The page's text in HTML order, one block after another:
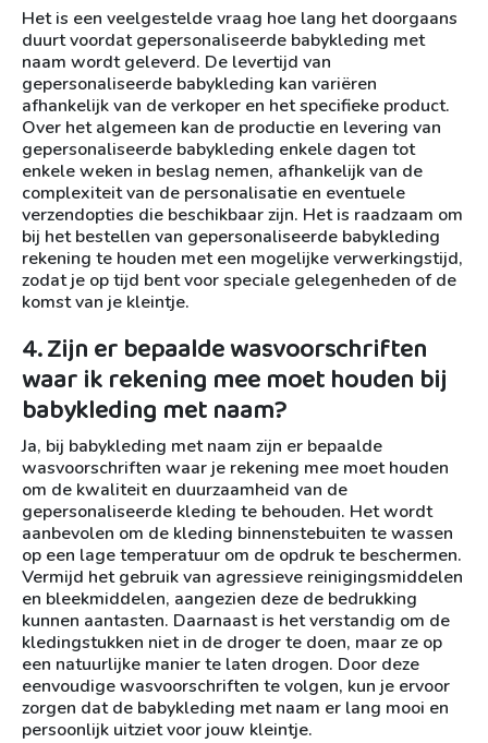
Het is een veelgestelde vraag hoe lang het doorgaans
duurt voordat gepersonaliseerde babykleding met
naam wordt geleverd. De levertijd van
gepersonaliseerde babykleding kan variëren
afhankelijk van de verkoper en het specifieke product.
Over het algemeen kan de productie en levering van
gepersonaliseerde babykleding enkele dagen tot
enkele weken in beslag nemen, afhankelijk van de
complexiteit van de personalisatie en eventuele
verzendopties die beschikbaar zijn. Het is raadzaam om
bij het bestellen van gepersonaliseerde babykleding
rekening te houden met een mogelijke verwerkingstijd,
zodat je op tijd bent voor speciale gelegenheden of de
komst van je kleintje.
4. Zijn er bepaalde wasvoorschriften
waar ik rekening mee moet houden bij
babykleding met naam?
Ja, bij babykleding met naam zijn er bepaalde
wasvoorschriften waar je rekening mee moet houden
om de kwaliteit en duurzaamheid van de
gepersonaliseerde kleding te behouden. Het wordt
aanbevolen om de kleding binnenstebuiten te wassen
op een lage temperatuur om de opdruk te beschermen.
Vermijd het gebruik van agressieve reinigingsmiddelen
en bleekmiddelen, aangezien deze de bedrukking
kunnen aantasten. Daarnaast is het verstandig om de
kledingstukken niet in de droger te doen, maar ze op
een natuurlijke manier te laten drogen. Door deze
eenvoudige wasvoorschriften te volgen, kun je ervoor
zorgen dat de babykleding met naam er lang mooi en
persoonlijk uitziet voor jouw kleintje.